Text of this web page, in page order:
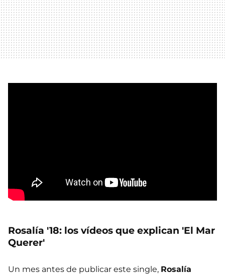
Rosalía '18: los vídeos que explican 'El Mar
Querer'
Un mes antes de publicar este single, Rosalía